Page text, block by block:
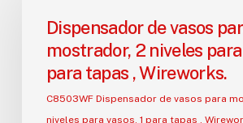
para
mostrador,
niveles
Dispensador de vasos
mostrador, 2 niveles para
para tapas , Wireworks.
C8503WF Dispensador de vasos para
niveles para vasos, 1 para tapas ,